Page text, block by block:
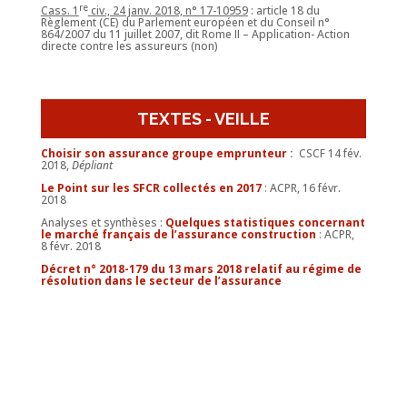
Cass. 1 reciv., 24 janv. 2018, n° 17-10959: article 18 du
Règlement (CE) du Parlement européen et du Conseil n°
864/2007 du 11 juillet 2007, dit Rome II – Application- Action
directe contre les assureurs (non)
TEXTES - VEILLE
Choisir son assurance groupe emprunteur: CSCF 14 fév.
2018,Dépliant
Le Point sur les SFCR collectés en 2017 : ACPR, 16 févr.
2018
Analyses et synthèses : Quelques statistiques concernant
le marché français de l’assurance construction : ACPR,
8 févr. 2018
Décret n° 2018-179 du 13 mars 2018 relatif au régime de
résolution dans le secteur de l’assurance